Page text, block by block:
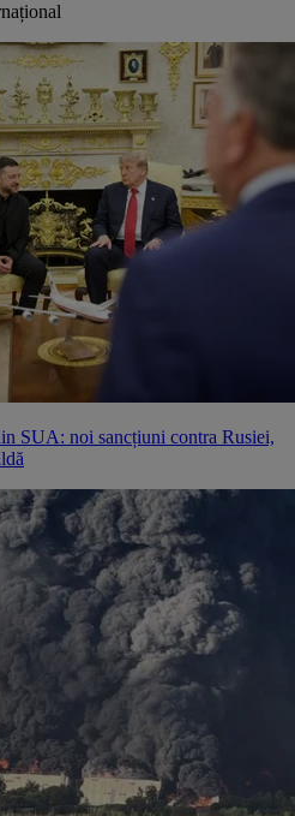
SUA: noi sancțiuni contra Rusiei,